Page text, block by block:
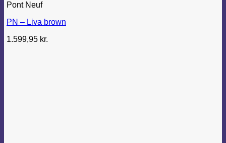
Pont Neuf
PN – Liva brown
1.599,95 kr.